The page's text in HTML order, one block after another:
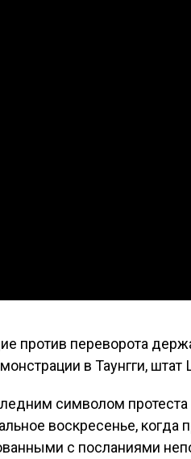
против переворота
в Таунгги,
символом протеста
воскресенье, когда
с посланиями